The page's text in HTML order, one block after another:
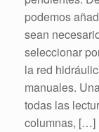
podemos
sean
seleccionar
la red
manuales.
todas las
columnas, […]